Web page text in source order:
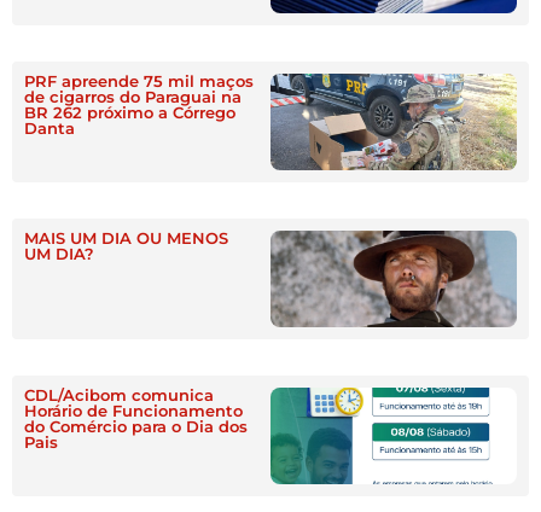
PRF apreende 75 mil maços
de cigarros do Paraguai na
BR 262 próximo a Córrego
Danta
MAIS UM DIA OU MENOS
UM DIA?
CDL/Acibom comunica
Horário de Funcionamento
do Comércio para o Dia dos
Pais